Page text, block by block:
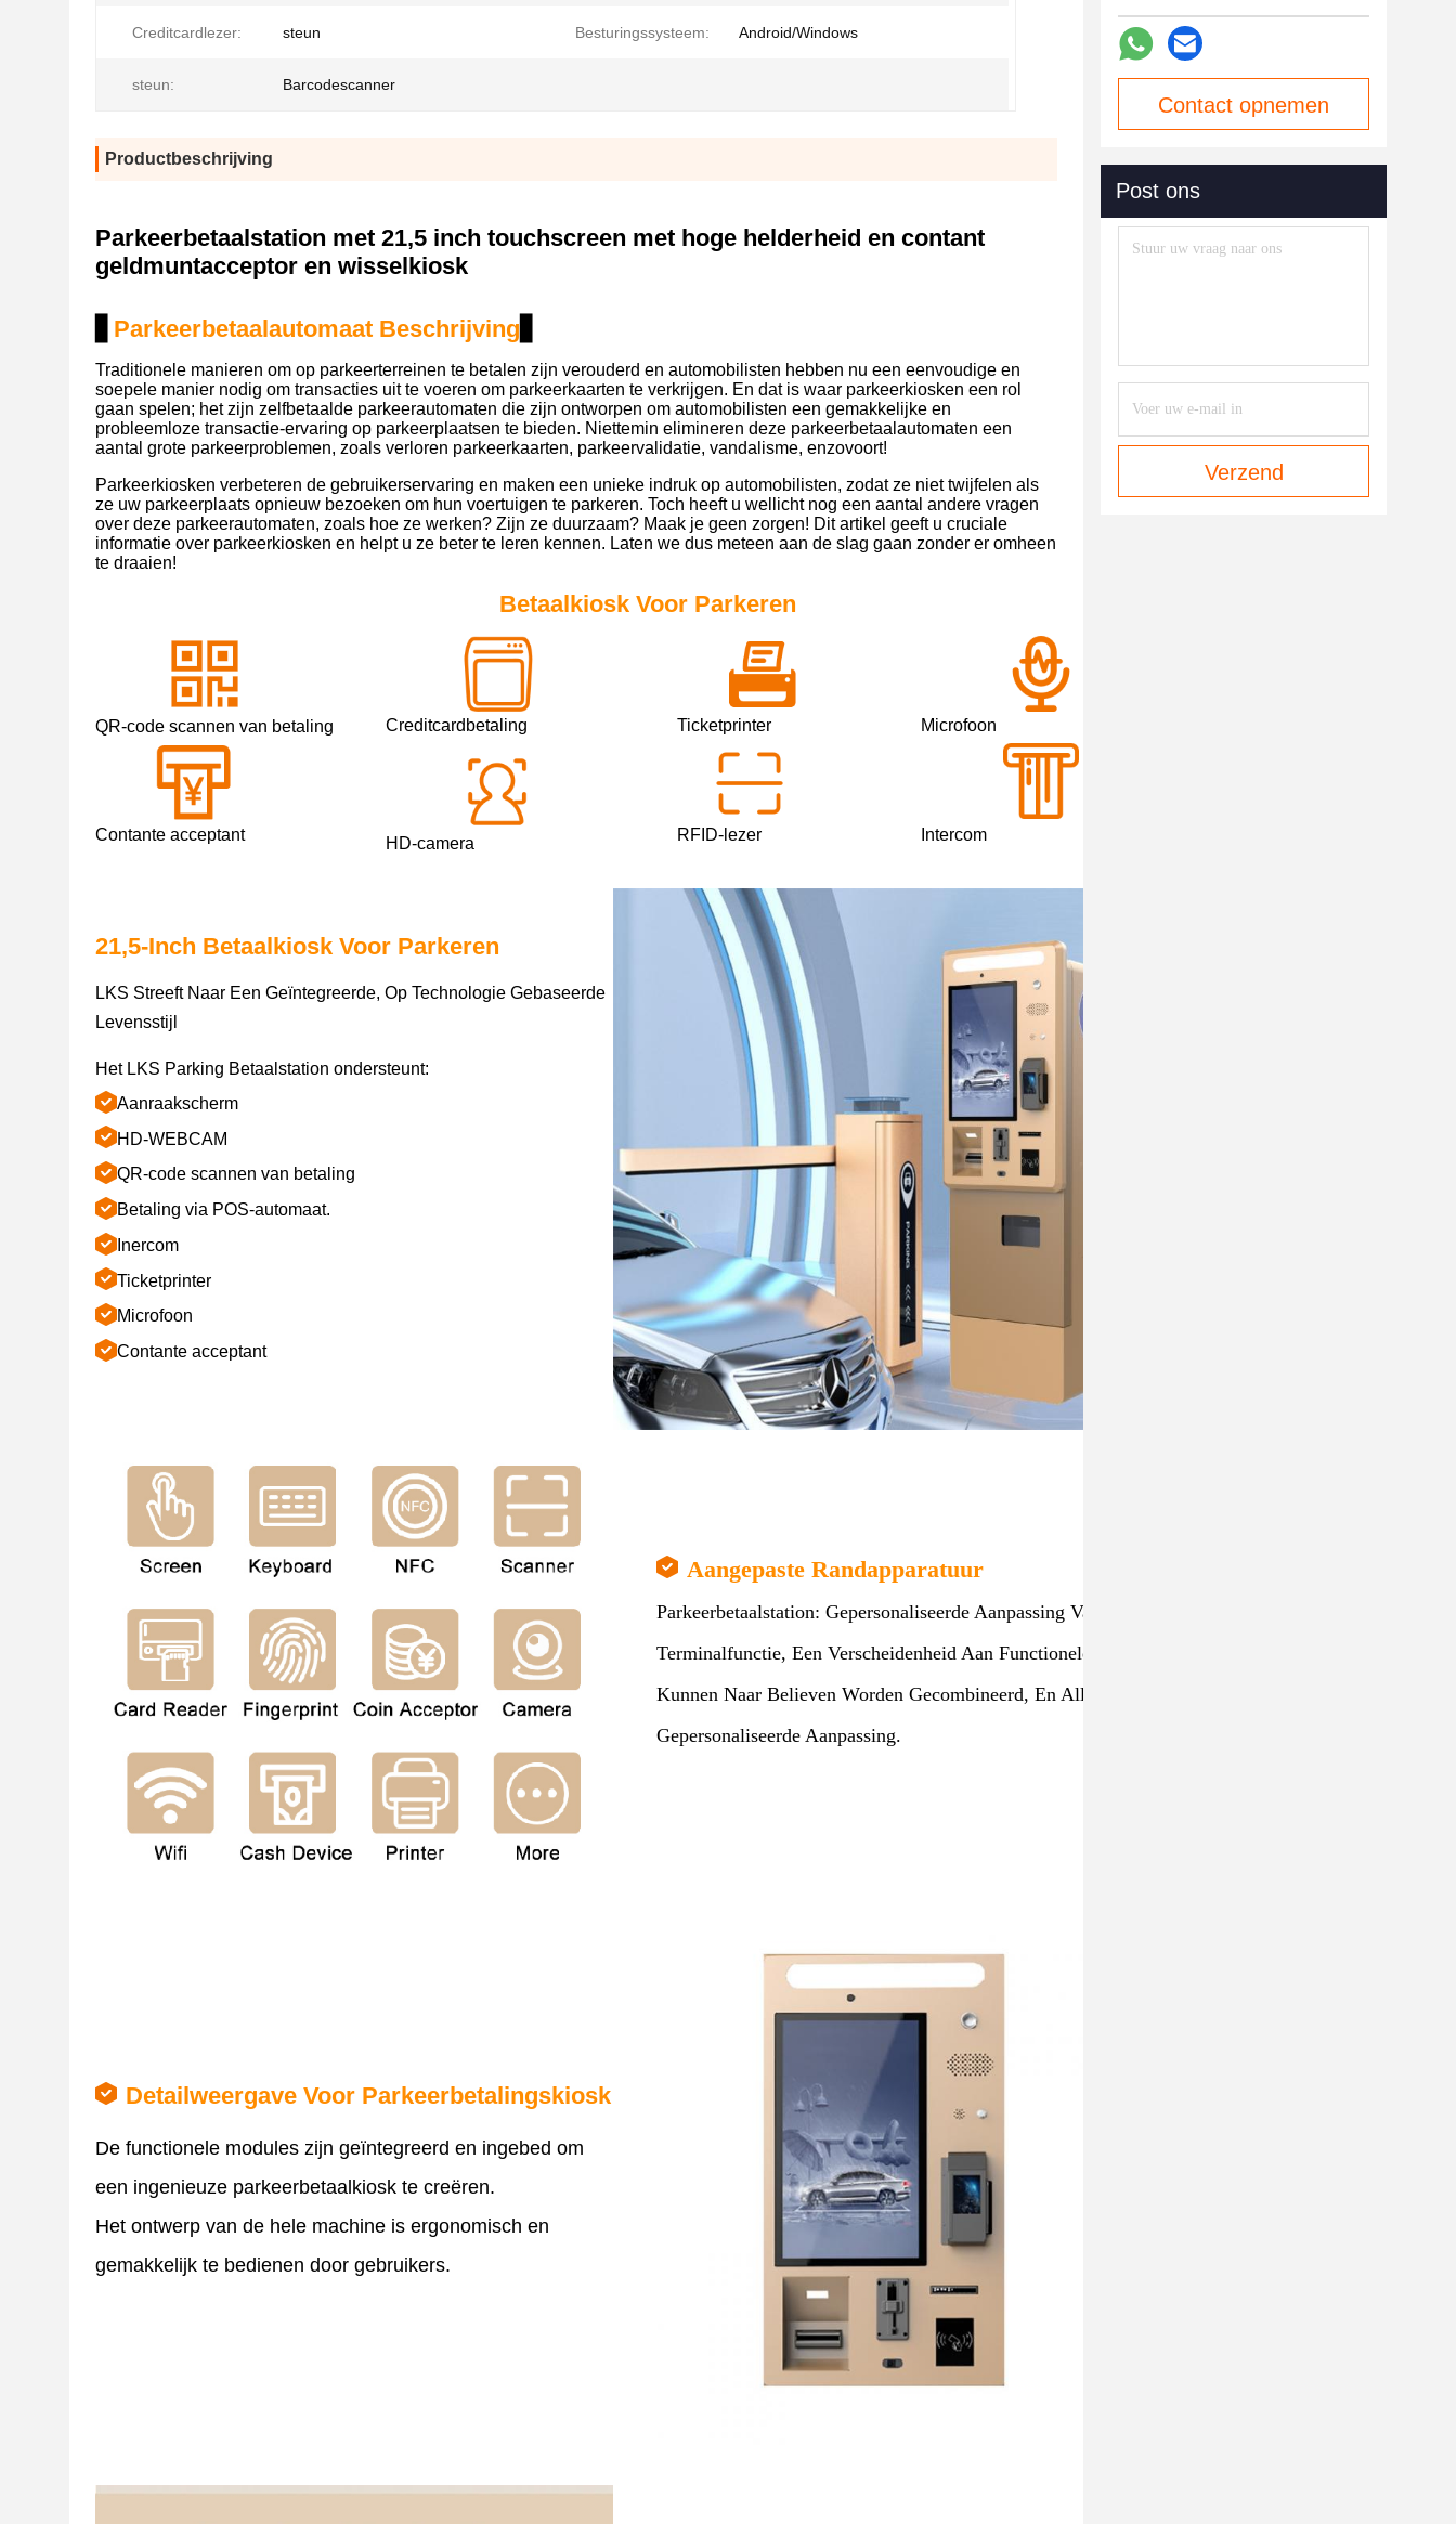
Creditcardlezer: steun Besturingssysteem: Android/Windows
steun: Barcodescanner
Productbeschrijving
Parkeerbetaalstation met 21,5 inch touchscreen met hoge helderheid en contant
geldmuntacceptor en wisselkiosk
Parkeerbetaalautomaat Beschrijving
Traditionele manieren om op parkeerterreinen te betalen zijn verouderd en automobilisten hebben nu een eenvoudige en
soepele manier nodig om transacties uit te voeren om parkeerkaarten te verkrijgen. En dat is waar parkeerkiosken een rol
gaan spelen; het zijn zelfbetaalde parkeerautomaten die zijn ontworpen om automobilisten een gemakkelijke en
probleemloze transactie-ervaring op parkeerplaatsen te bieden. Niettemin elimineren deze parkeerbetaalautomaten een
aantal grote parkeerproblemen, zoals verloren parkeerkaarten, parkeervalidatie, vandalisme, enzovoort!
Parkeerkiosken verbeteren de gebruikerservaring en maken een unieke indruk op automobilisten, zodat ze niet twijfelen als
ze uw parkeerplaats opnieuw bezoeken om hun voertuigen te parkeren. Toch heeft u wellicht nog een aantal andere vragen
over deze parkeerautomaten, zoals hoe ze werken? Zijn ze duurzaam? Maak je geen zorgen! Dit artikel geeft u cruciale
informatie over parkeerkiosken en helpt u ze beter te leren kennen. Laten we dus meteen aan de slag gaan zonder er omheen
te draaien!
Betaalkiosk Voor Parkeren
QR-code scannen van betaling Creditcardbetaling Ticketprinter Microfoon
Contante acceptant HD-camera RFID-lezer Intercom
21,5-Inch Betaalkiosk Voor Parkeren
LKS Streeft Naar Een Geïntegreerde, Op Technologie Gebaseerde
Levensstijl
Het LKS Parking Betaalstation ondersteunt:
Aanraakscherm
HD-WEBCAM
QR-code scannen van betaling
Betaling via POS-automaat.
Inercom
Ticketprinter
Microfoon
Contante acceptant
Aangepaste Randapparatuur
Parkeerbetaalstation: Gepersonaliseerde Aanpassing Van De
Terminalfunctie, Een Verscheidenheid Aan Functionele Modules
Kunnen Naar Believen Worden Gecombineerd, En Allround
Gepersonaliseerde Aanpassing.
Detailweergave Voor Parkeerbetalingskiosk
De functionele modules zijn geïntegreerd en ingebed om
een ​​ingenieuze parkeerbetaalkiosk te creëren.
Het ontwerp van de hele machine is ergonomisch en
gemakkelijk te bedienen door gebruikers.
Contact opnemen
Post ons
Verzend